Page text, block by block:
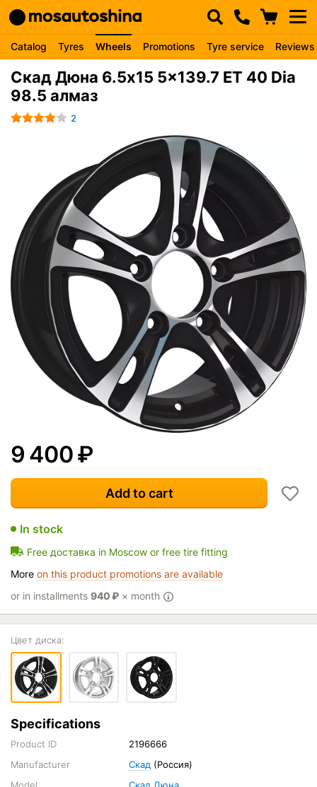
Catalog Tyres Wheels Promotions Tyre service Reviews
Скад Дюна 6.5x15 5x139.7 ET 40 Dia
98.5 алмаз
2
9 400₽
Add to cart
In stock
Free доставка in Moscow or free tire fitting
More on this product promotions are available
or in installments 940₽ × month
Цвет диска:
Specifications
Product ID
2196666
Manufacturer
Скад (Россия)
Model
Скад Дюна